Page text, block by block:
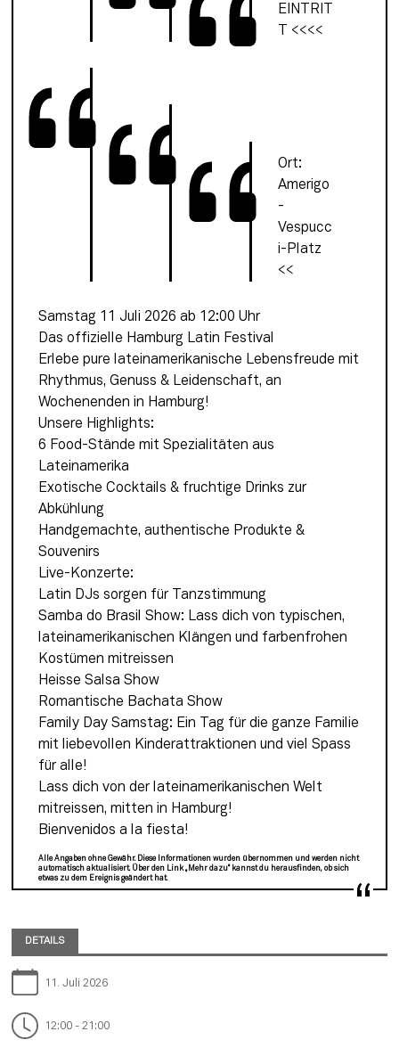
EINTRIT
T <<<<
Ort:
Amerigo
-
Vespucc
i-Platz
<<
Samstag 11 Juli 2026 ab 12:00 Uhr
Das offizielle Hamburg Latin Festival
Erlebe pure lateinamerikanische Lebensfreude mit
Rhythmus, Genuss & Leidenschaft, an
Wochenenden in Hamburg!
Unsere Highlights:
6 Food-Stände mit Spezialitäten aus
Lateinamerika
Exotische Cocktails & fruchtige Drinks zur
Abkühlung
Handgemachte, authentische Produkte &
Souvenirs
Live-Konzerte:
Latin DJs sorgen für Tanzstimmung
Samba do Brasil Show: Lass dich von typischen,
lateinamerikanischen Klängen und farbenfrohen
Kostümen mitreissen
Heisse Salsa Show
Romantische Bachata Show
Family Day Samstag: Ein Tag für die ganze Familie
mit liebevollen Kinderattraktionen und viel Spass
für alle!
Lass dich von der lateinamerikanischen Welt
mitreissen, mitten in Hamburg!
Bienvenidos a la fiesta!
Alle Angaben ohne Gewähr. Diese Informationen wurden übernommen und werden nicht
automatisch aktualisiert. Über den Link „Mehr dazu“ kannst du herausfinden, ob sich
etwas zu dem Ereignis geändert hat.
DETAILS
11. Juli 2026
12:00 - 21:00